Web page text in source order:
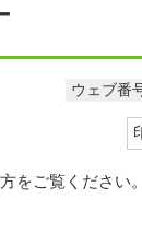
ウェブ番
をご覧ください。